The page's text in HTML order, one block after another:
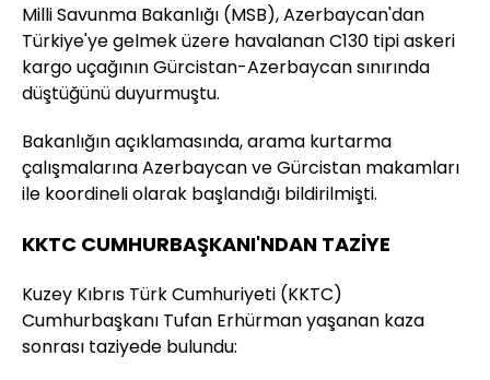
Milli Savunma Bakanlığı (MSB), Azerbaycan'dan
Türkiye'ye gelmek üzere havalanan C130 tipi askeri
kargo uçağının Gürcistan-Azerbaycan sınırında
düştüğünü duyurmuştu.
Bakanlığın açıklamasında, arama kurtarma
çalışmalarına Azerbaycan ve Gürcistan makamları
ile koordineli olarak başlandığı bildirilmişti.
KKTC CUMHURBAŞKANI'NDAN TAZİYE
Kuzey Kıbrıs Türk Cumhuriyeti (KKTC)
Cumhurbaşkanı Tufan Erhürman yaşanan kaza
sonrası taziyede bulundu: